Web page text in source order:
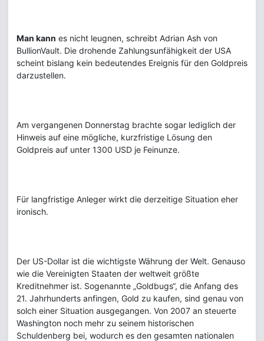
Man kann es nicht leugnen, schreibt Adrian Ash von
BullionVault. Die drohende Zahlungsunfähigkeit der USA
scheint bislang kein bedeutendes Ereignis für den Goldpreis
darzustellen.
Am vergangenen Donnerstag brachte sogar lediglich der
Hinweis auf eine mögliche, kurzfristige Lösung den
Goldpreis auf unter 1300 USD je Feinunze.
Für langfristige Anleger wirkt die derzeitige Situation eher
ironisch.
Der US-Dollar ist die wichtigste Währung der Welt. Genauso
wie die Vereinigten Staaten der weltweit größte
Kreditnehmer ist. Sogenannte „Goldbugs“, die Anfang des
21. Jahrhunderts anfingen, Gold zu kaufen, sind genau von
solch einer Situation ausgegangen. Von 2007 an steuerte
Washington noch mehr zu seinem historischen
Schuldenberg bei, wodurch es den gesamten nationalen